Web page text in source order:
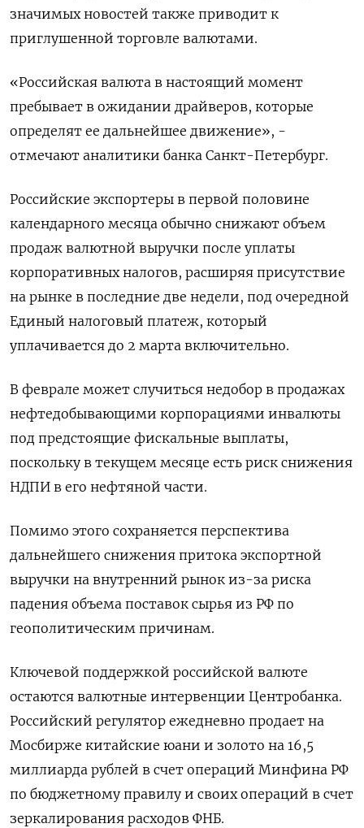
значимых новостей также приводит к
приглушенной торговле валютами.
«Российская валюта в настоящий момент
пребывает в ожидании драйверов, которые ​
определят ее дальнейшее движение», -
отмечают аналитики ​банка Санкт-Петербург.
Российские экспортеры в ‌первой половине
календарного месяца обычно снижают объем
продаж валютной выручки после уплаты
корпоративных налогов, расширяя присутствие
на рынке в последние две недели, ​под очередной
Единый налоговый платеж, который
уплачивается до 2 марта включительно.
В феврале может случиться недобор в продажах
нефтедобывающими корпорациями инвалюты
под предстоящие фискальные выплаты,
поскольку в текущем месяце есть риск снижения
НДПИ в его нефтяной части.
Помимо этого сохраняется перспектива
дальнейшего снижения притока экспортной
выручки на внутренний рынок из-за риска
падения объема поставок сырья из РФ по
геополитическим причинам.
Ключевой поддержкой российской валюте
остаются валютные интервенции Центробанка.
Российский регулятор ежедневно продает на
Мосбирже китайские юани и золото на 16,5
миллиарда рублей в счет операций Минфина РФ
по бюджетному правилу и своих ​операций в счет
зеркалирования расходов ФНБ.